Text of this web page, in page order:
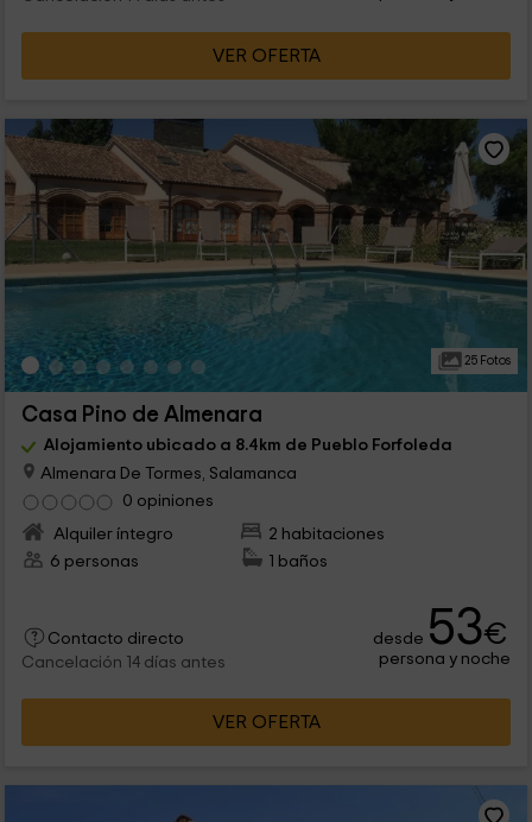
VER OFERTA
25 Fotos
Casa Pino de Almenara
Alojamiento ubicado a 8.4km de Pueblo Forfoleda
Almenara De Tormes, Salamanca
0 opiniones
Alquiler íntegro
2 habitaciones
6 personas
1 baños
Contacto directo
Cancelación 14 días antes
desde 53€
persona y noche
VER OFERTA